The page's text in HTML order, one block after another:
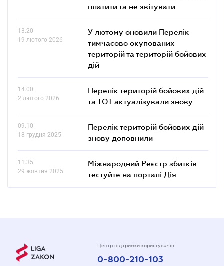
платити та не звітувати
13.20
19 лютого 2026
У лютому оновили Перелік
тимчасово окупованих
територій та територій бойових
дій
14.00
2 лютого 2026
Перелік територій бойових дій
та ТОТ актуалізували знову
09.10
18 грудня 2025
Перелік територій бойових дій
знову доповнили
11.35
29 жовтня 2025
Міжнародний Реєстр збитків
тестуйте на порталі Дія
Центр підтримки користувачів
0-800-210-103